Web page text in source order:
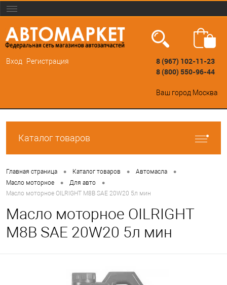
Вход Регистрация
8 (967) 102-11-23
8 (800) 550-96-44
Ваш город Москва
Каталог товаров
Главная страница • Каталог товаров • Автомасла •
Масло моторное • Для авто •
Масло моторное OILRIGHT М8В SAE 20W20 5л мин
Масло моторное OILRIGHT
М8В SAE 20W20 5л мин